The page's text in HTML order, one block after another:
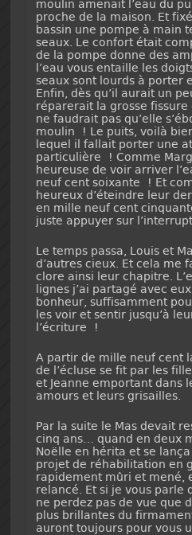
moulin amenait l’eau du
proche de la maison. Et
bassin une pompe à main
seaux. Le confort était
de la pompe donne des
l’eau vous entaille les
seaux sont lourds à porter
Enfin, dès qu’il aurait un
réparerait la grosse fissure
ne faudrait pas qu’elle
moulin ! Le puits, voilà
lequel il fallait porter une
particulière ! Comme
heureuse de voir arriver
neuf cent soixante ! Et
heureux d’éteindre leur
en mille neuf cent
juste appuyer sur
Le temps passa, Louis et
d’autres cieux. Et cela me
clore ainsi leur chapitre.
lignes j’ai partagé avec
bonheur, suffisamment
les voir et sentir jusqu’à
l’écriture !
A partir de mille neuf cent
de l’écluse se fit par les
et Jeanne emportant dans
amours et leurs grisailles.
Par la suite le Mas devait
cinq ans… quand en deux
Noëlle en hérita et se
projet de réhabilitation en
rapidement mûri et mené,
relancé. Et si je vous parle
ne perdez pas de vue que
plus brillantes du
auront toujours pour vous